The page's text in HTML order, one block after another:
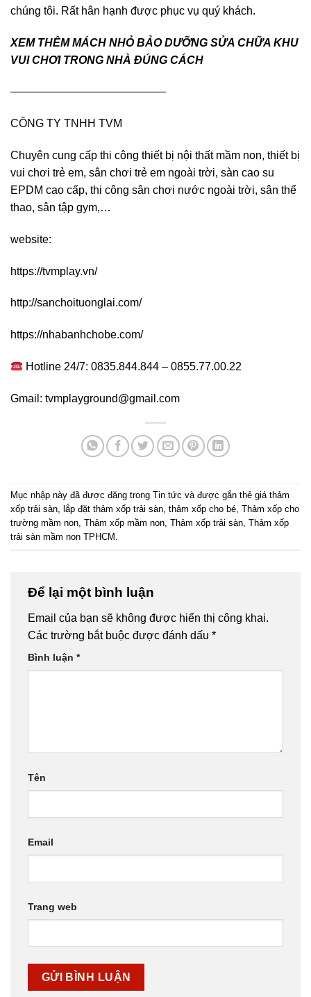
chúng tôi. Rất hân hạnh được phục vụ quý khách.
XEM THÊM MÁCH NHỎ BẢO DƯỠNG SỬA CHỮA KHU
VUI CHƠI TRONG NHÀ ĐÚNG CÁCH
——————————————
CÔNG TY TNHH TVM
Chuyên cung cấp thi công thiết bị nội thất mầm non, thiết bị
vui chơi trẻ em, sân chơi trẻ em ngoài trời, sàn cao su
EPDM cao cấp, thi công sân chơi nước ngoài trời, sân thể
thao, sân tập gym,…
website:
https://tvmplay.vn/
http://sanchoituonglai.com/
https://nhabanhchobe.com/
Hotline 24/7: 0835.844.844 – 0855.77.00.22
Gmail: tvmplayground@gmail.com
Mục nhập này đã được đăng trong Tin tức và được gắn thẻ giá thảm
xốp trải sàn, lắp đặt thảm xốp trải sàn, thảm xốp cho bé, Thảm xốp cho
trường mầm non, Thảm xốp mầm non, Thảm xốp trải sàn, Thảm xốp
trải sàn mầm non TPHCM .
Để lại một bình luận
Email của bạn sẽ không được hiển thị công khai.
Các trường bắt buộc được đánh dấu *
Bình luận *
Tên
Email
Trang web